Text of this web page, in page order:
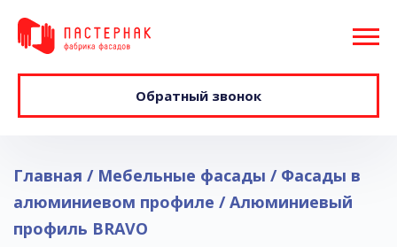
Обратный звонок
Главная Мебельные фасады
Фасады в
алюминиевом профиле
Алюминиевый
профиль BRAVO